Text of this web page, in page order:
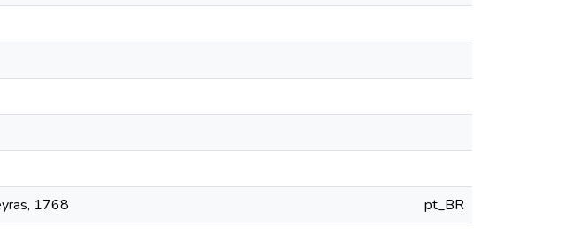
1768
pt_BR